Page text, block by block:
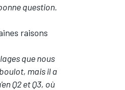
question.
raisons
que nous
mais il a
Q2 et Q3, où